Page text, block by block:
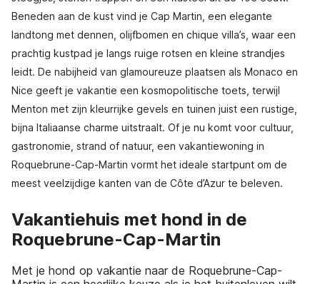
Beneden aan de kust vind je Cap Martin, een elegante
landtong met dennen, olijfbomen en chique villa’s, waar een
prachtig kustpad je langs ruige rotsen en kleine strandjes
leidt. De nabijheid van glamoureuze plaatsen als Monaco en
Nice geeft je vakantie een kosmopolitische toets, terwijl
Menton met zijn kleurrijke gevels en tuinen juist een rustige,
bijna Italiaanse charme uitstraalt. Of je nu komt voor cultuur,
gastronomie, strand of natuur, een vakantiewoning in
Roquebrune-Cap-Martin vormt het ideale startpunt om de
meest veelzijdige kanten van de Côte d’Azur te beleven.
Vakantiehuis met hond in de
Roquebrune-Cap-Martin
Met je hond op vakantie naar de Roquebrune-Cap-